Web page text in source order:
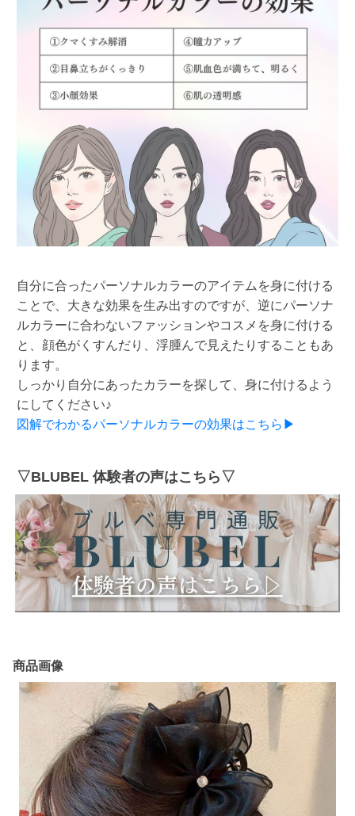
自分に合ったパーソナルカラーのアイテムを身に付ける
ことで、大きな効果を生み出すのですが、逆にパーソナ
ルカラーに合わないファッションやコスメを身に付ける
と、顔色がくすんだり、浮腫んで見えたりすることもあ
ります。
しっかり自分にあったカラーを探して、身に付けるよう
にしてください♪
図解でわかるパーソナルカラーの効果はこちら▶
▽BLUBEL 体験者の声はこちら▽
商品画像